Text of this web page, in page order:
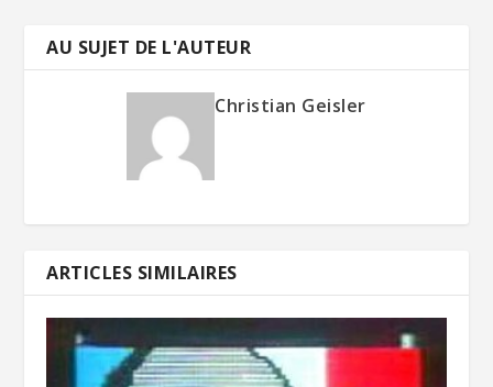
AU SUJET DE L'AUTEUR
Christian Geisler
ARTICLES SIMILAIRES